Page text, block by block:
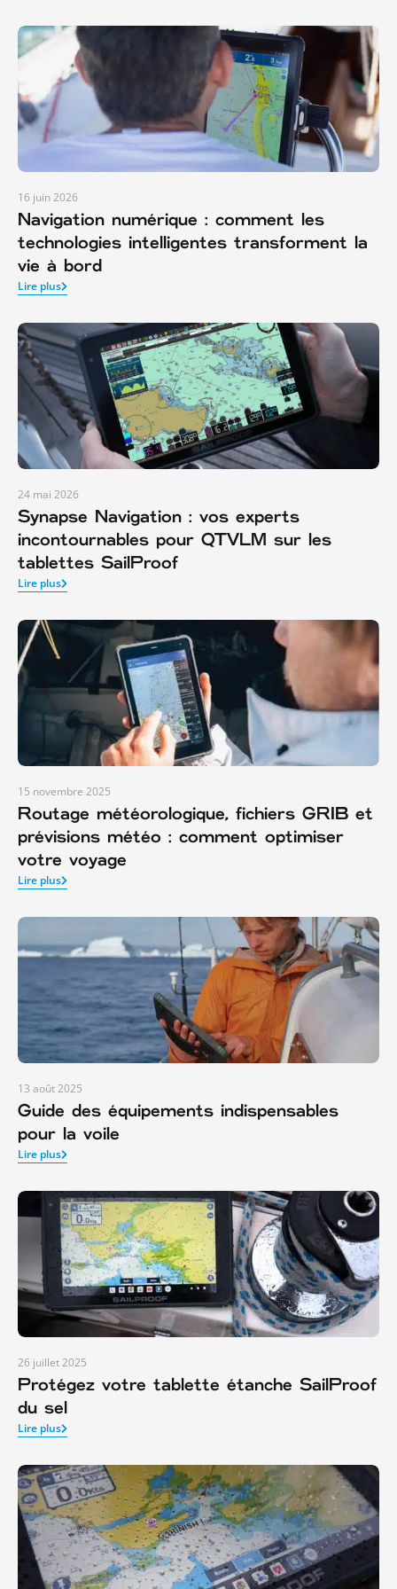
16 juin 2026
Navigation numérique : comment les
technologies intelligentes transforment la
vie à bord
Lire plus
24 mai 2026
Synapse Navigation : vos experts
incontournables pour QTVLM sur les
tablettes SailProof
Lire plus
15 novembre 2025
Routage météorologique, fichiers GRIB et
prévisions météo : comment optimiser
votre voyage
Lire plus
13 août 2025
Guide des équipements indispensables
pour la voile
Lire plus
26 juillet 2025
Protégez votre tablette étanche SailProof
du sel
Lire plus